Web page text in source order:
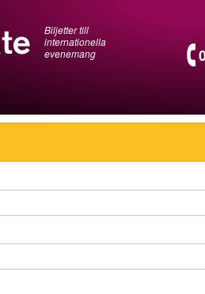
Biljetter till
internationella
evenemang